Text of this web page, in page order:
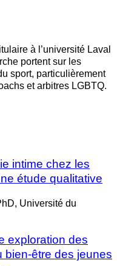
à l’université Laval
portent sur les
sport, particulièrement
et arbitres LGBTQ.
intime chez les
étude qualitative
Université du
exploration des
bien-être des jeunes